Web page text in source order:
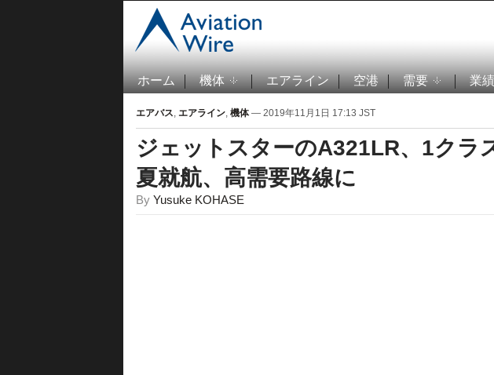
ホーム 機体 エアライン 空港 需要 業績
エアバス, エアライン, 機体— 2019年11月1日 17:13 JST
ジェットスターのA321LR、1ク
夏就航、高需要路線に
By Yusuke KOHASE